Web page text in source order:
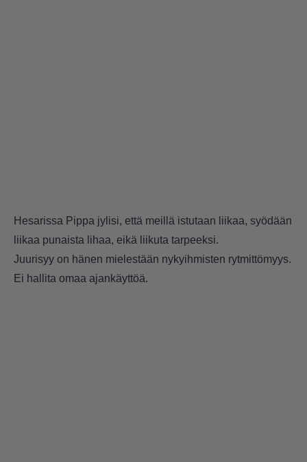
Hesarissa Pippa jylisi, että meillä istutaan liikaa, syödään
liikaa punaista lihaa, eikä liikuta tarpeeksi.
Juurisyy on hänen mielestään nykyihmisten rytmittömyys.
Ei hallita omaa ajankäyttöä.